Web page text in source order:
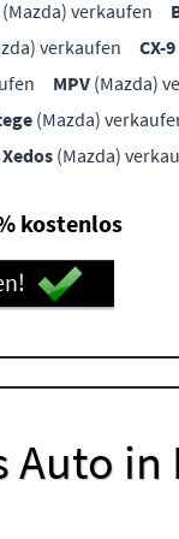
(Mazda) verkaufen
verkaufen CX-9
MPV (Mazda)
(Mazda)
Xedos (Mazda)
kostenlos
Auto